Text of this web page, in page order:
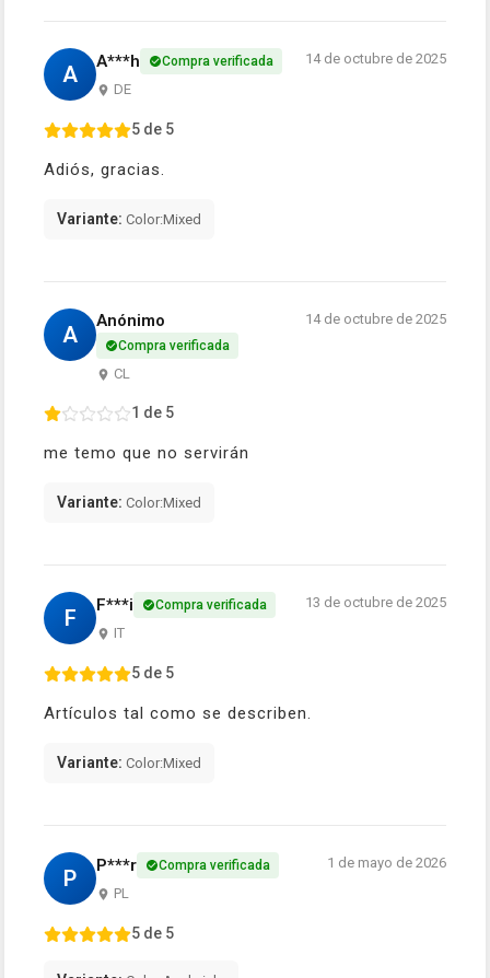
A A***h Compra verificada
DE
14 de octubre de 2025
5 de 5
Adiós, gracias.
Variante: Color:Mixed
A
Anónimo
Compra verificada
CL
14 de octubre de 2025
1 de 5
me temo que no servirán
Variante: Color:Mixed
F F***i Compra verificada
IT
13 de octubre de 2025
5 de 5
Artículos tal como se describen.
Variante: Color:Mixed
P P***r Compra verificada
PL
1 de mayo de 2026
5 de 5